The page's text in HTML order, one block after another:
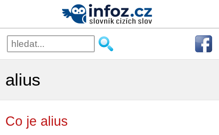
alius
Co je alius